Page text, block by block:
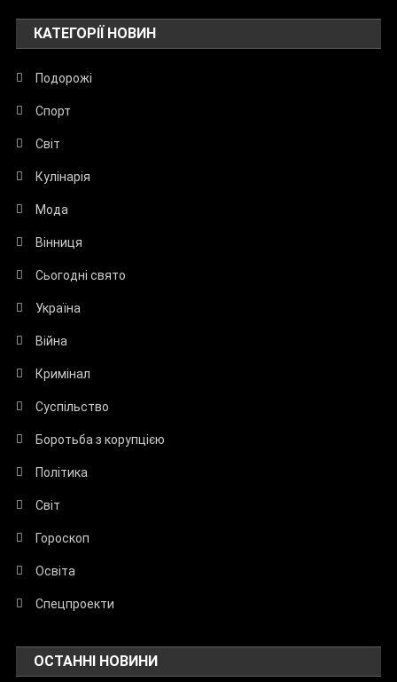
КАТЕГОРІЇ НОВИН
Подорожі
Спорт
Світ
Кулінарія
Мода
Вінниця
Сьогодні свято
Україна
Війна
Кримінал
Суспільство
Боротьба з корупцією
Політика
Світ
Гороскоп
Освіта
Спецпроекти
ОСТАННІ НОВИНИ